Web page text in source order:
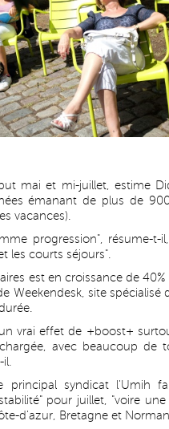
mai et mi-juillet, estime
émanant de plus de
vacances).
progression", résume-
les courts séjours".
est en croissance de
Weekendesk, site
vrai effet de +boost+
avec beaucoup de
principal syndicat l'Umih
pour juillet, "voire
d'azur, Bretagne et